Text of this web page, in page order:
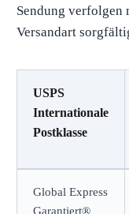
Sendung verfolgen
Versandart
USPS
Internationale
Postklasse
Global Express
Garantiert®